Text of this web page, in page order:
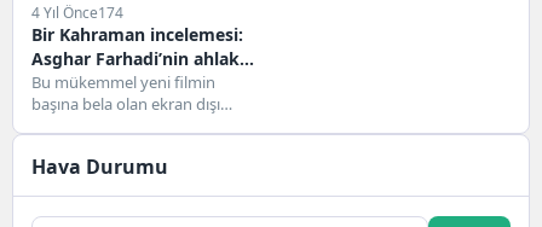
4 Yıl Önce174
Bir Kahraman incelemesi:
Asghar Farhadi’nin ahlak
hikayesinde hiçbir iyilik
cezasız kalmaz
Bu mükemmel yeni filmin
başına bela olan ekran dışı
Hava Durumu